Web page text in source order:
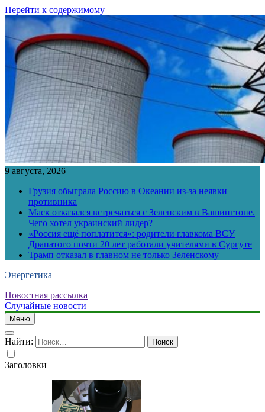
Перейти к содержимому
9 августа, 2026
Грузия обыграла Россию в Океании из-за неявки
противника
Маск отказался встречаться с Зеленским в Вашингтоне.
Чего хотел украинский лидер?
«Россия ещё поплатится»: родители главкома ВСУ
Драпатого почти 20 лет работали учителями в Сургуте
Трамп отказал в главном не только Зеленскому
Энергетика
Новостная рассылка
Случайные новости
Меню
Найти:
Заголовки